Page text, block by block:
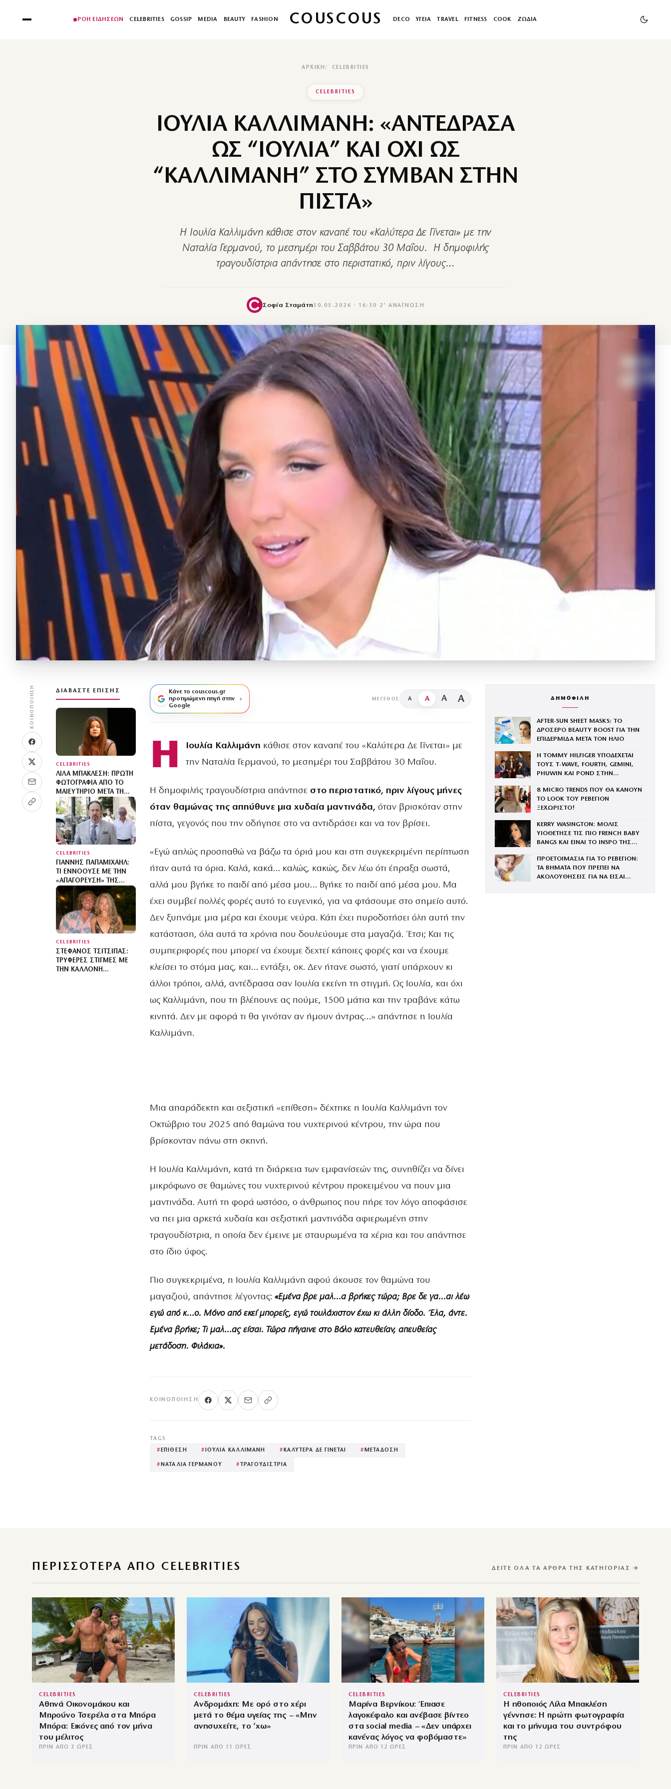
ΡΟΗ ΕΙΔΗΣΕΩΝ CELEBRITIES GOSSIP MEDIA BEAUTY FASHION COUSCOUS DECO ΥΓΕΙΑ TRAVEL FITNESS COOK ΖΩΔΙΑ
ΑΡΧΙΚΉ CELEBRITIES
CELEBRITIES
ΙΟΥΛΙΑ ΚΑΛΛΙΜΑΝΗ: «ΑΝΤΕΔΡΑΣΑ
ΩΣ “ΙΟΥΛΙΑ” ΚΑΙ ΟΧΙ ΩΣ
“ΚΑΛΛΙΜΑΝΗ” ΣΤΟ ΣΥΜΒΑΝ ΣΤΗΝ
ΠΙΣΤΑ»
Η Ιουλία Καλλιμάνη κάθισε στον καναπέ του «Καλύτερα Δε Γίνεται» με την
Ναταλία Γερμανού, το μεσημέρι του Σαββάτου 30 Μαΐου. Η δημοφιλής
τραγουδίστρια απάντησε στο περιστατικό, πριν λίγους…
Σοφία Σταμάτη30.05.2026 · 16:30 · 2′ ΑΝΆΓΝΩΣΗ
ΚΟΙΝΟΠΟΊΗΣΗ ΔΙΑΒΆΣΤΕ ΕΠΊΣΗΣ
CELEBRITIES
ΛΊΛΑ ΜΠΑΚΛΈΣΗ: ΠΡΏΤΗ
ΦΩΤΟΓΡΑΦΊΑ ΑΠΌ ΤΟ
ΜΑΙΕΥΤΉΡΙΟ ΜΕΤΆ ΤΗ
ΓΈΝΝΗΣΗ ΤΟΥ ΓΙΟΥ ΤΗΣ
CELEBRITIES
ΓΙΆΝΝΗΣ ΠΑΠΑΜΙΧΑΉΛ:
ΤΙ ΕΝΝΟΟΎΣΕ ΜΕ ΤΗΝ
«ΑΠΑΓΌΡΕΥΣΗ» ΤΗΣ
ΧΡΉΣΗΣ ΦΩΤΟΓΡΑΦΙΏΝ
ΤΗΣ ΑΛΊΚΗΣ
ΒΟΥΓΙΟΥΚΛΆΚΗ
CELEBRITIES
ΣΤΈΦΑΝΟΣ ΤΣΙΤΣΙΠΆΣ:
ΤΡΥΦΕΡΈΣ ΣΤΙΓΜΈΣ ΜΕ
ΤΗΝ ΚΑΛΛΟΝΉ
Κάνε το couscous.gr
προτιμώμενη πηγή στην
Google
ΜΈΓΕΘΟΣ A A A A
Η Ιουλία Καλλιμάνη κάθισε στον καναπέ του «Καλύτερα Δε Γίνεται» με
την Ναταλία Γερμανού, το μεσημέρι του Σαββάτου 30 Μαΐου.
Η δημοφιλής τραγουδίστρια απάντησε στο περιστατικό, πριν λίγους μήνες
όταν θαμώνας της απηύθυνε μια χυδαία μαντινάδα, όταν βρισκόταν στην
πίστα, γεγονός που την οδήγησε στο να αντιδράσει και να τον βρίσει.
«Εγώ απλώς προσπαθώ να βάζω τα όριά μου και στη συγκεκριμένη περίπτωση
ήταν αυτά τα όρια. Καλά, κακά… καλώς, κακώς, δεν λέω ότι έπραξα σωστά,
αλλά μου βγήκε το παιδί από μέσα μου… Βγήκε το παιδί από μέσα μου. Μα
έχει συμβεί πολλές φορές αυτό το ευγενικό, για να φτάσουμε στο σημείο αυτό.
Δεν ξυπνάμε μια μέρα και έχουμε νεύρα. Κάτι έχει πυροδοτήσει όλη αυτή την
κατάσταση, όλα αυτά τα χρόνια που δουλεύουμε στα μαγαζιά. Έτσι; Και τις
συμπεριφορές που μπορεί να έχουμε δεχτεί κάποιες φορές και να έχουμε
κλείσει το στόμα μας, και… εντάξει, οκ. Δεν ήτανε σωστό, γιατί υπάρχουν κι
άλλοι τρόποι, αλλά, αντέδρασα σαν Ιουλία εκείνη τη στιγμή. Ως Ιουλία, και όχι
ως Καλλιμάνη, που τη βλέπουνε ας πούμε, 1500 μάτια και την τραβάνε κάτω
κινητά. Δεν με αφορά τι θα γινόταν αν ήμουν άντρας…» απάντησε η Ιουλία
Καλλιμάνη.
Μια απαράδεκτη και σεξιστική «επίθεση» δέχτηκε η Ιουλία Καλλιμάνη τον
Οκτώβριο του 2025 από θαμώνα του νυχτερινού κέντρου, την ώρα που
βρίσκονταν πάνω στη σκηνή.
Η Ιουλία Καλλιμάνη, κατά τη διάρκεια των εμφανίσεών της, συνηθίζει να δίνει
μικρόφωνο σε θαμώνες του νυχτερινού κέντρου προκειμένου να πουν μια
μαντινάδα. Αυτή τη φορά ωστόσο, ο άνθρωπος που πήρε τον λόγο αποφάσισε
να πει μια αρκετά χυδαία και σεξιστική μαντινάδα αφιερωμένη στην
τραγουδίστρια, η οποία δεν έμεινε με σταυρωμένα τα χέρια και του απάντησε
στο ίδιο ύφος.
Πιο συγκεκριμένα, η Ιουλία Καλλιμάνη αφού άκουσε τον θαμώνα του
μαγαζιού, απάντησε λέγοντας: «Εμένα βρε μαλ…α βρήκες τώρα; Βρε δε γα…αι λέω
εγώ από κ…ο. Μόνο από εκεί μπορείς, εγώ τουλάχιστον έχω κι άλλη δίοδο. Έλα, άντε.
Εμένα βρήκε; Τι μαλ…ας είσαι. Τώρα πήγαινε στο Βόλο κατευθείαν, απευθείας
μετάδοση. Φιλάκια».
ΚΟΙΝΟΠΟΊΗΣΗ
TAGS
# ΕΠΙΘΕΣΗ # ΙΟΥΛΙΑ ΚΑΛΛΙΜΑΝΗ # ΚΑΛΥΤΕΡΑ ΔΕ ΓΙΝΕΤΑΙ # ΜΕΤΑΔΟΣΗ
# ΝΑΤΑΛΙΑ ΓΕΡΜΑΝΟΥ # ΤΡΑΓΟΥΔΙΣΤΡΙΑ
ΔΗΜΟΦΙΛΗ
AFTER-SUN SHEET MASKS: ΤΟ
ΔΡΟΣΕΡΟ BEAUTY BOOST ΓΙΑ ΤΗΝ
ΕΠΙΔΕΡΜΙΔΑ ΜΕΤΑ ΤΟΝ ΗΛΙΟ
Η TOMMY HILFIGER ΥΠΟΔΕΧΕΤΑΙ
ΤΟΥΣ Τ-WAVE, FOURTH, GEMINI,
PHUWIN ΚΑΙ POND ΣΤΗΝ
8 MICRO TRENDS ΠΟΥ ΘΑ ΚΑΝΟΥΝ
ΤΟ LOOK ΤΟΥ ΡΕΒΕΓΙΟΝ
ΞΕΧΩΡΙΣΤΟ!
KERRY WASINGTON: ΜΟΛΙΣ
ΥΙΟΘΕΤΗΣΕ ΤΙΣ ΠΙΟ FRENCH BABY
BANGS ΚΑΙ ΕΙΝΑΙ ΤΟ INSPO ΤΗΣ
ΠΡΟΕΤΟΙΜΑΣΙΑ ΓΙΑ ΤΟ ΡΕΒΕΓΙΟΝ:
ΤΑ ΒΗΜΑΤΑ ΠΟΥ ΠΡΕΠΕΙ ΝΑ
ΑΚΟΛΟΥΘΗΣΕΙΣ ΓΙΑ ΝΑ ΕΙΣΑΙ
ΠΕΡΙΣΣΌΤΕΡΑ ΑΠΌ CELEBRITIES ΔΕΊΤΕ ΌΛΑ ΤΑ ΆΡΘΡΑ ΤΗΣ ΚΑΤΗΓΟΡΊΑΣ →
CELEBRITIES
Αθηνά Οικονομάκου και
Μπρούνο Τσερέλα στα Μπόρα
Μπόρα: Εικόνες από τον μήνα
του μέλιτος
ΠΡΙΝ ΑΠΌ 3 ΏΡΕΣ
CELEBRITIES
Ανδρομάχη: Με ορό στο χέρι
μετά το θέμα υγείας της – «Μην
ανησυχείτε, το ‘χω»
ΠΡΙΝ ΑΠΌ 11 ΏΡΕΣ
CELEBRITIES
Μαρίνα Βερνίκου: Έπιασε
λαγοκέφαλο και ανέβασε βίντεο
στα social media – «Δεν υπάρχει
κανένας λόγος να φοβόμαστε»
ΠΡΙΝ ΑΠΌ 12 ΏΡΕΣ
CELEBRITIES
Η ηθοποιός Λίλα Μπακλέση
γέννησε: Η πρώτη φωτογραφία
και το μήνυμα του συντρόφου
της
ΠΡΙΝ ΑΠΌ 12 ΏΡΕΣ